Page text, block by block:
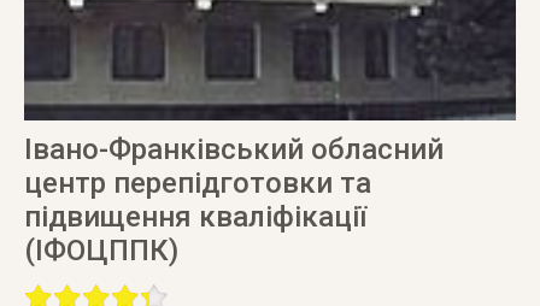
Івано-Франківський обласний
центр перепідготовки та
підвищення кваліфікації
(ІФОЦППК)